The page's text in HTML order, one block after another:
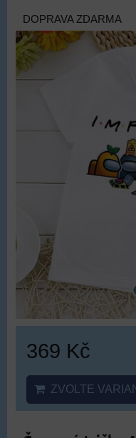
DOPRAVA ZDARMA
369 Kč
ZVOLTE